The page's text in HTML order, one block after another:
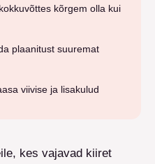
kõrgem olla kui
plaanitust suuremat
viivise ja lisakulud
kes vajavad kiiret